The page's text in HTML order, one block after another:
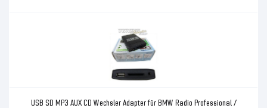
USB SD MP3 AUX CD Wechsler Adapter für BMW Radio Professional /